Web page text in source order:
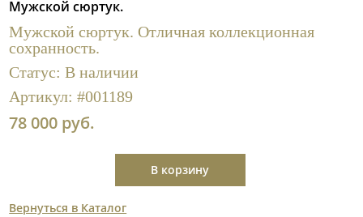
Полезные ссылки
Мужской сюртук.
Мужской сюртук. Отличная коллекционная
сохранность.
Статус:В наличии
Артикул:#001189
78 000 руб.
В корзину
Вернуться в Каталог